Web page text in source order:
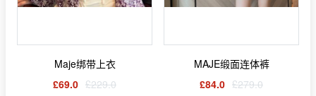
Maje绑带上衣
£69.0 £229.0
MAJE缎面连体裤
£84.0 £279.0